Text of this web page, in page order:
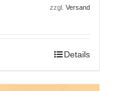
zzgl. Versand
Details